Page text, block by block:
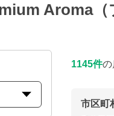
Aroma
1145件の
市区町